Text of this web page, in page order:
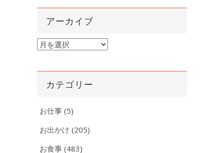
アーカイブ
ア
カ
カテゴリー
お仕事 (5)
お出かけ (205)
お食事 (483)